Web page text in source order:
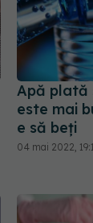
Apă plată
este mai
e să beți
04 mai 2022,